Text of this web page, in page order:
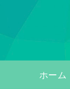
ホーム